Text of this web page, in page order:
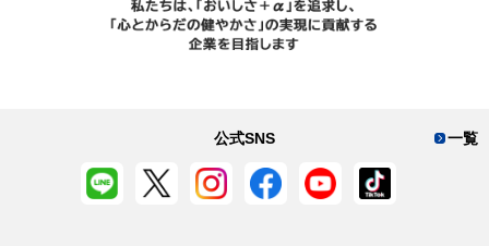
一覧
公式SNS